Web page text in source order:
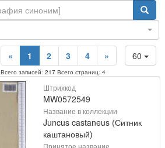
60
« 1 2 3 4 »
Всего записей: 217 Всего страниц: 4
Штрихкод
MW0572549
Название в коллекции
Juncus castaneus (Ситник
каштановый)
Принятое название